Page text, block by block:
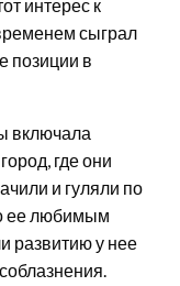
интерес к
сыграл
позиции в
включала
где они
и гуляли по
ее любимым
развитию у нее